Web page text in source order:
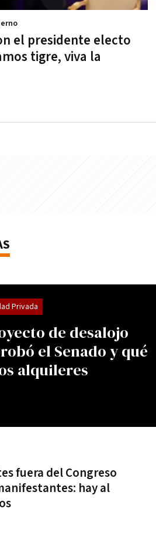
el presidente electo
tigre, viva la
de desalojo
el Senado y qué
alquileres
Privada
fuera del Congreso
hay al